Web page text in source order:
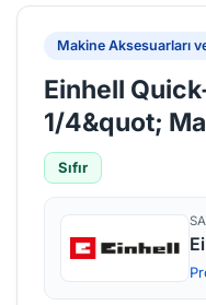
Makine Aksesuarları
Einhell
1/4&quot;
Sıfır